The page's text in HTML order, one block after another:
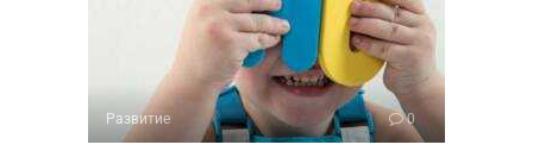
Развитие 0